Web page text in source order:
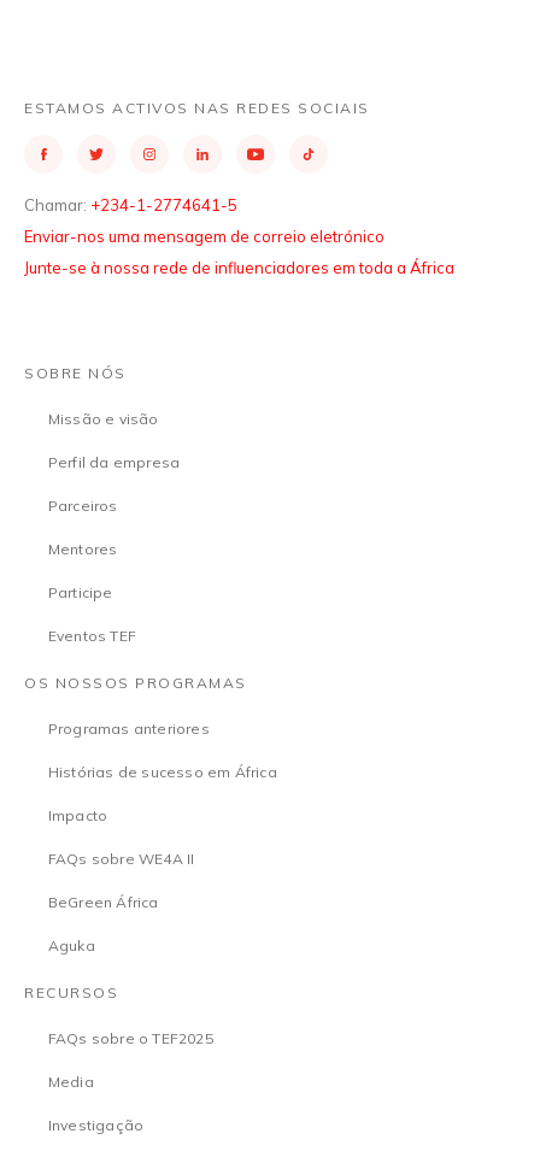
ESTAMOS ACTIVOS NAS REDES SOCIAIS
Chamar: +234-1-2774641-5
Enviar-nos uma mensagem de correio eletrónico
Junte-se à nossa rede de influenciadores em toda a África
SOBRE NÓS
Missão e visão
Perfil da empresa
Parceiros
Mentores
Participe
Eventos TEF
OS NOSSOS PROGRAMAS
Programas anteriores
Histórias de sucesso em África
Impacto
FAQs sobre WE4A II
BeGreen África
Aguka
RECURSOS
FAQs sobre o TEF2025
Media
Investigação